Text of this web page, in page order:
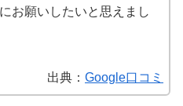
お願いしたいと思えまし
出典： Google口コミ